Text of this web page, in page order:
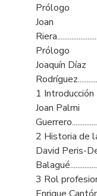
Prólogo
Joan
Prólogo
Joaquín Díaz
1 Introducción
Joan Palmi
2 Historia de
David Peris-
3 Rol